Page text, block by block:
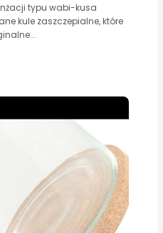
typu wabi-kusa
kule zaszczepialne, które